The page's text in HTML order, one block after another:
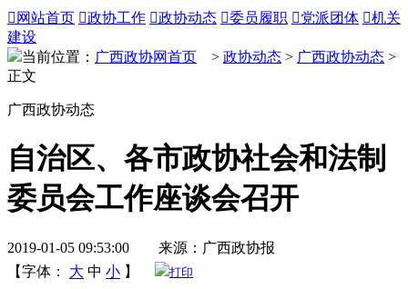
 网站首页 政协工作 政协动态 委员履职 党派团体 机关
建设
当前位置： 广西政协网首页 > 政协动态 > 广西政协动态 >
正文
广西政协动态
自治区、各市政协社会和法制
委员会工作座谈会召开
2019-01-05 09:53:00 来源：广西政协报
【字体：
大 中 小 】 打印